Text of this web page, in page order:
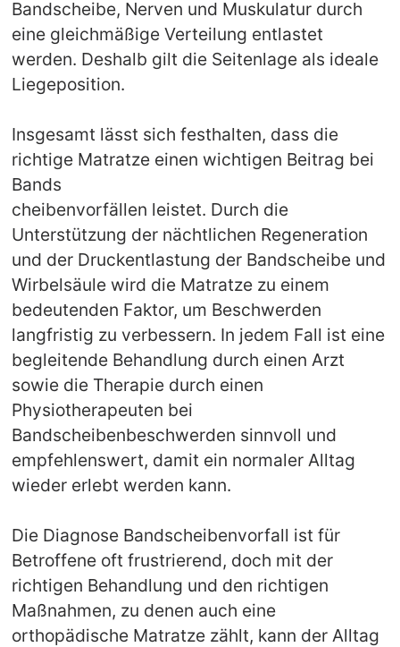
Bandscheibe, Nerven und Muskulatur durch
eine gleichmäßige Verteilung entlastet
werden. Deshalb gilt die Seitenlage als ideale
Liegeposition.
Insgesamt lässt sich festhalten, dass die
richtige Matratze einen wichtigen Beitrag bei
Bands
cheibenvorfällen leistet. Durch die
Unterstützung der nächtlichen Regeneration
und der Druckentlastung der Bandscheibe und
Wirbelsäule wird die Matratze zu einem
bedeutenden Faktor, um Beschwerden
langfristig zu verbessern. In jedem Fall ist eine
begleitende Behandlung durch einen Arzt
sowie die Therapie durch einen
Physiotherapeuten bei
Bandscheibenbeschwerden sinnvoll und
empfehlenswert, damit ein normaler Alltag
wieder erlebt werden kann.
Die Diagnose Bandscheibenvorfall ist für
Betroffene oft frustrierend, doch mit der
richtigen Behandlung und den richtigen
Maßnahmen, zu denen auch eine
orthopädische Matratze zählt, kann der Alltag